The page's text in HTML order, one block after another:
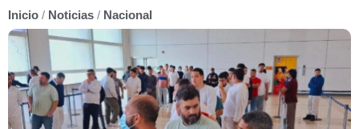
Inicio / Noticias / Nacional